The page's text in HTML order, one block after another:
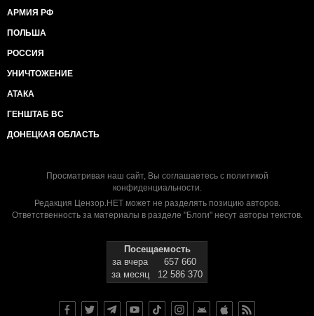
АРМИЯ РФ
ПОЛЬША
РОССИЯ
УНИЧТОЖЕНИЕ
АТАКА
ГЕНШТАБ ВС
ДОНЕЦКАЯ ОБЛАСТЬ
Просматривая наш сайт, Вы соглашаетесь с политикой
конфиденциальности.
Редакция Цензор.НЕТ может не разделять позицию авторов.
Ответственность за материалы в разделе "Блоги" несут авторы текстов.
Посещаемость
за вчера
657 660
за месяц
12 586 370